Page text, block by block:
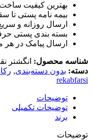
بهترین کیفیت
بیمه نامه پستی تا سقف 80
ارسال روزانه و
بسته بندی پستی
ارسال پیامک در
شناسه محصول: انگشتر
دسته: بدون دسته‌بندی,
rekabfarsi
توضیحات
توضیحات تکمیلی
برند
توضیحات